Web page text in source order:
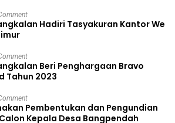
Hadiri Tasyakuran Kantor We
Beri Penghargaan Bravo
Tahun 2023
Pembentukan dan Pengundian
Kepala Desa Bangpendah